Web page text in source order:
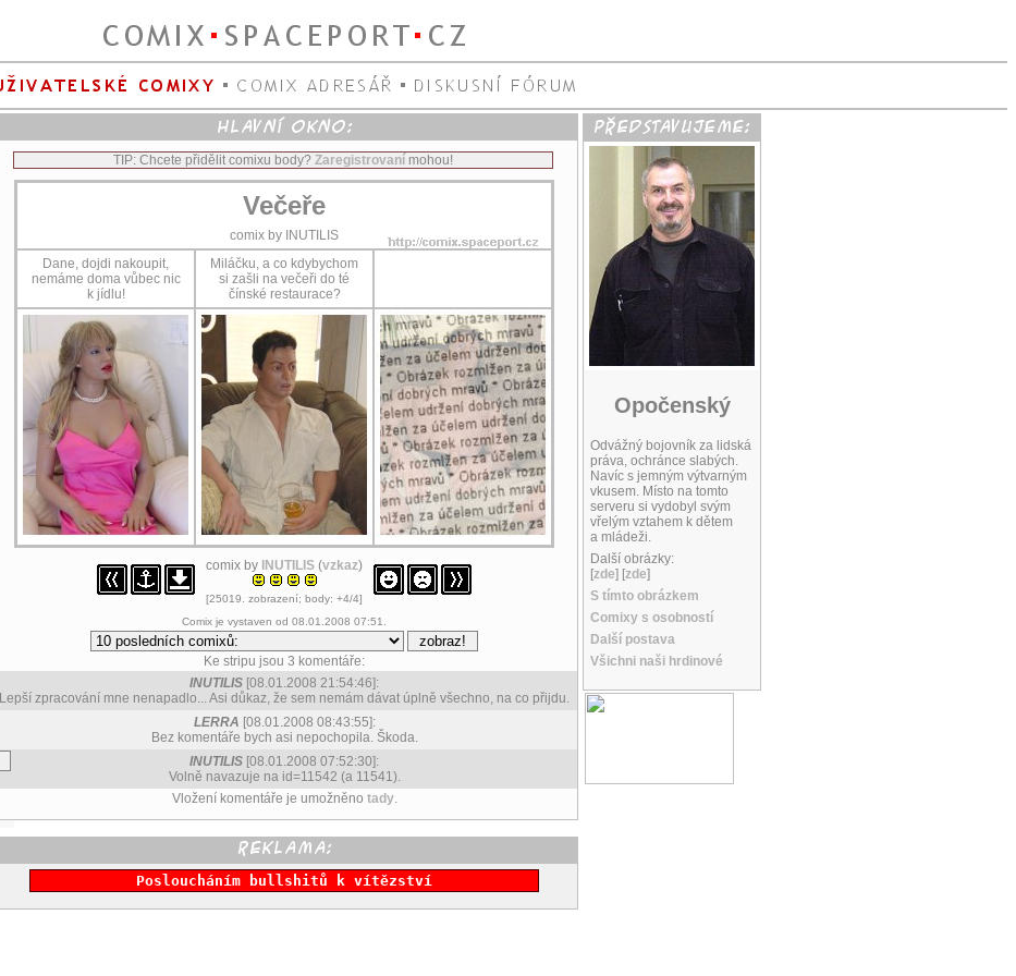
TIP: Chcete přidělit comixu body? Zaregistrovaní mohou!
Večeře
comix by INUTILIS
Dane, dojdi nakoupit,
nemáme doma vůbec nic
k jídlu!
Miláčku, a co kdybychom
si zašli na večeři do té
čínské restaurace?
comix by INUTILIS (vzkaz)
[25019. zobrazení; body: +4/4]
Comix je vystaven od 08.01.2008 07:51.
Ke stripu jsou 3 komentáře:
INUTILIS [08.01.2008 21:54:46]:
Lepší zpracování mne nenapadlo... Asi důkaz, že sem nemám dávat úplně všechno, na co přijdu.
LERRA [08.01.2008 08:43:55]:
Bez komentáře bych asi nepochopila. Škoda.
INUTILIS [08.01.2008 07:52:30]:
Volně navazuje na id=11542 (a 11541).
Vložení komentáře je umožněno tady.
Posloucháním bullshitů k vítězství
Opočenský
Odvážný bojovník za lidská
práva, ochránce slabých.
Navíc s jemným výtvarným
vkusem. Místo na tomto
serveru si vydobyl svým
vřelým vztahem k dětem
a mládeži.
Další obrázky:
[zde] [zde]
S tímto obrázkem
Comixy s osobností
Další postava
Všichni naši hrdinové